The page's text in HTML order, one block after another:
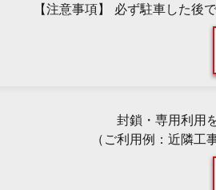
【注意事項】 必ず駐車した
封鎖・専用利用
（ご利用例：近隣